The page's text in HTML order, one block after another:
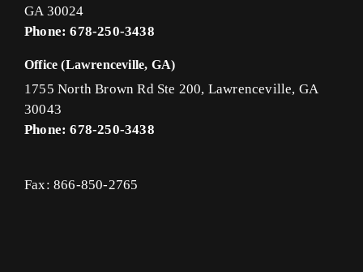
GA 30024
Phone: 678-250-3438
Office (Lawrenceville, GA)
1755 North Brown Rd Ste 200, Lawrenceville, GA
30043
Phone: 678-250-3438
Fax: 866-850-2765